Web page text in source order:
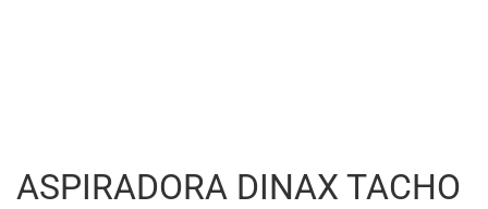
ASPIRADORA DINAX TACHO